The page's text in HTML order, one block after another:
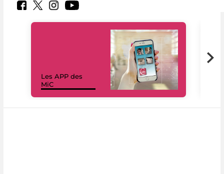
Les APP des
MiC